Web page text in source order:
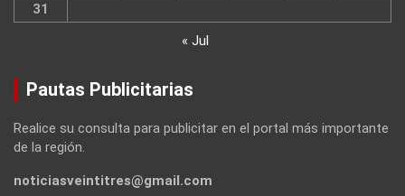
31
« Jul
Pautas Publicitarias
Realice su consulta para publicitar en el portal más importante
de la región.
noticiasveintitres@gmail.com